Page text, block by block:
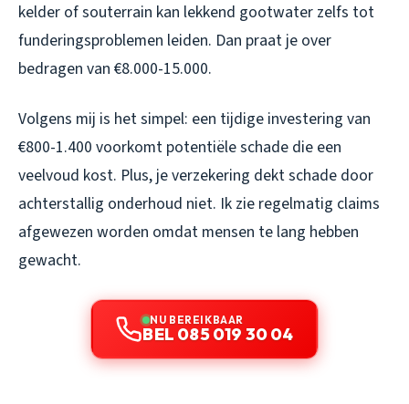
kelder of souterrain kan lekkend gootwater zelfs tot
funderingsproblemen leiden. Dan praat je over
bedragen van €8.000-15.000.
Volgens mij is het simpel: een tijdige investering van
€800-1.400 voorkomt potentiële schade die een
veelvoud kost. Plus, je verzekering dekt schade door
achterstallig onderhoud niet. Ik zie regelmatig claims
afgewezen worden omdat mensen te lang hebben
gewacht.
NU BEREIKBAAR
BEL 085 019 30 04